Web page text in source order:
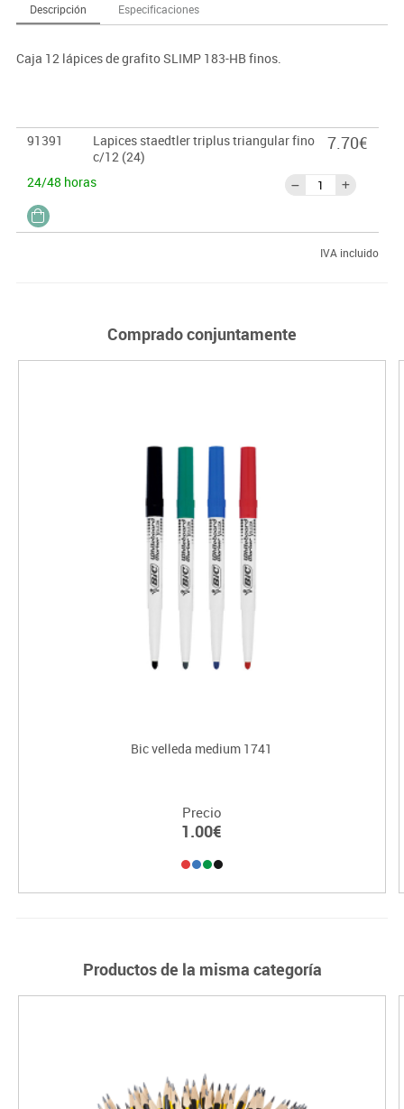
Descripción Especificaciones
Caja 12 lápices de grafito SLIMP 183-HB finos.
91391
Lapices staedtler triplus triangular fino
c/12 (24)
24/48 horas
7.70€
IVA incluido
Comprado conjuntamente
Bic velleda medium 1741
Precio
1.00€
Productos de la misma categoría